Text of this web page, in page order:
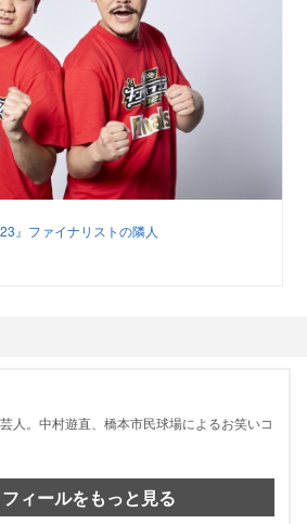
』ファイナリストの隣人
人。中村遊直、橋本市民球場によるお笑いコ
ィールをもっと見る